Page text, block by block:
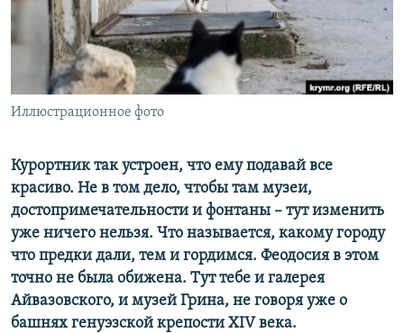
ПОБЕДИТЕЛЕЙ НЕ СУДЯТ?
КРЫМ.НЕПОКОРЕННЫЙ
ELIFBE
УКРАИНСКАЯ ПРОБЛЕМА КРЫМА
ПРИСОЕДИНЯЙТЕСЬ!
Иллюстрационное фото
Курортник так устроен, что ему подавай все
красиво. Не в том дело, чтобы там музеи,
достопримечательности и фонтаны – тут изменить
уже ничего нельзя. Что называется, какому городу
что предки дали, тем и гордимся. Феодосия в этом
точно не была обижена. Тут тебе и галерея
Айвазовского, и музей Грина, не говоря уже о
башнях генуэзской крепости XIV века.